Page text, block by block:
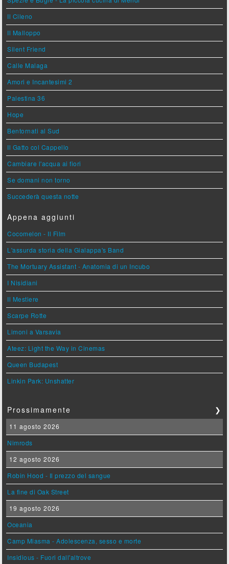
Il Cileno
Il Malloppo
Silent Friend
Calle Malaga
Amori e Incantesimi 2
Palestina 36
Hope
Bentornati al Sud
Il Gatto col Cappello
Cambiare l'acqua ai fiori
Se domani non torno
Succederà questa notte
Appena aggiunti
Cocomelon - Il Film
L'assurda storia della Gialappa's Band
The Mortuary Assistant - Anatomia di un Incubo
I Nisidiani
Il Mestiere
Scarpe Rotte
Limoni a Varsavia
Ateez: Light the Way in Cinemas
Queen Budapest
Linkin Park: Unshatter
Prossimamente ❯
11 agosto 2026
Nimrods
12 agosto 2026
Robin Hood - Il prezzo del sangue
La fine di Oak Street
19 agosto 2026
Oceania
Camp Miasma - Adolescenza, sesso e morte
Insidious - Fuori dall'altrove